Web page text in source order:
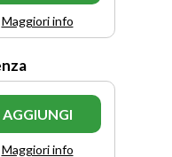
Maggiori info
AGGIUNGI
Maggiori info